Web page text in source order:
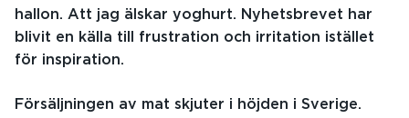
hallon. Att jag älskar yoghurt. Nyhetsbrevet har
blivit en källa till frustration och irritation istället
för inspiration.
Försäljningen av mat skjuter i höjden i Sverige.